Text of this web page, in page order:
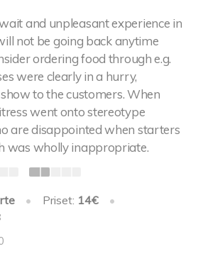
and unpleasant experience in
not be going back anytime
ordering food through e.g.
were clearly in a hurry,
to the customers. When
went onto stereotype
are disappointed when starters
was wholly inappropriate.
• Priset: 14€
•